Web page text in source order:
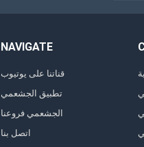
NAVIGATE
قناتنا على يوتيوب
تطبيق الجشعمي
الجشعمي فروعنا
اتصل بنا